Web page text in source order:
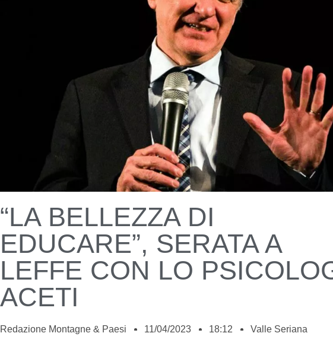
“LA BELLEZZA DI
EDUCARE”, SERATA A
LEFFE CON LO
ACETI
Redazione Montagne & Paesi 11/04/2023 18:12 Valle Seriana